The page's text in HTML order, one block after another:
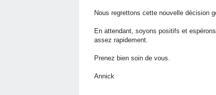
Nous regrettons cette nouvelle décision
En attendant, soyons positifs et
assez rapidement.
Prenez bien soin de vous.
Annick